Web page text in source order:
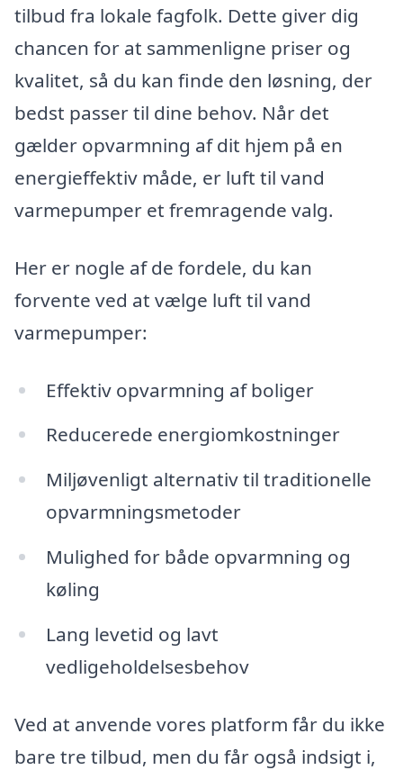
tilbud fra lokale fagfolk. Dette giver dig
chancen for at sammenligne priser og
kvalitet, så du kan finde den løsning, der
bedst passer til dine behov. Når det
gælder opvarmning af dit hjem på en
energieffektiv måde, er luft til vand
varmepumper et fremragende valg.
Her er nogle af de fordele, du kan
forvente ved at vælge luft til vand
varmepumper:
Effektiv opvarmning af boliger
Reducerede energiomkostninger
Miljøvenligt alternativ til traditionelle
opvarmningsmetoder
Mulighed for både opvarmning og
køling
Lang levetid og lavt
vedligeholdelsesbehov
Ved at anvende vores platform får du ikke
bare tre tilbud, men du får også indsigt i,